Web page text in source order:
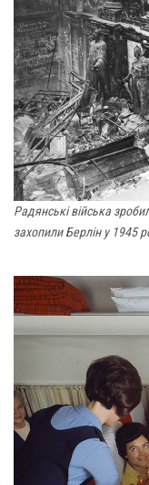
Радянські війська
захопили Берлін у 1945